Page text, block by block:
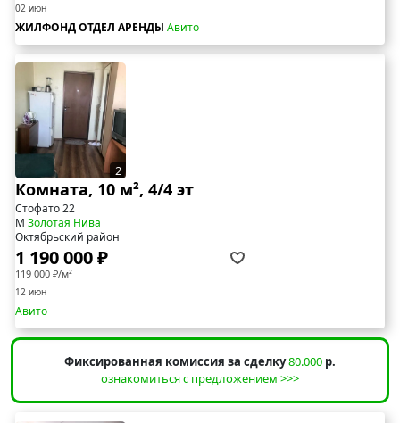
02 июн
ЖИЛФОНД ОТДЕЛ АРЕНДЫ Авито
2
Комната, 10 м², 4/4 эт
Стофато 22
М Золотая Нива
Октябрьский район
1 190 000 ₽
119 000 ₽/м²
12 июн
Авито
Фиксированная комиссия за сделку80.000 р.
ознакомиться с предложением >>>